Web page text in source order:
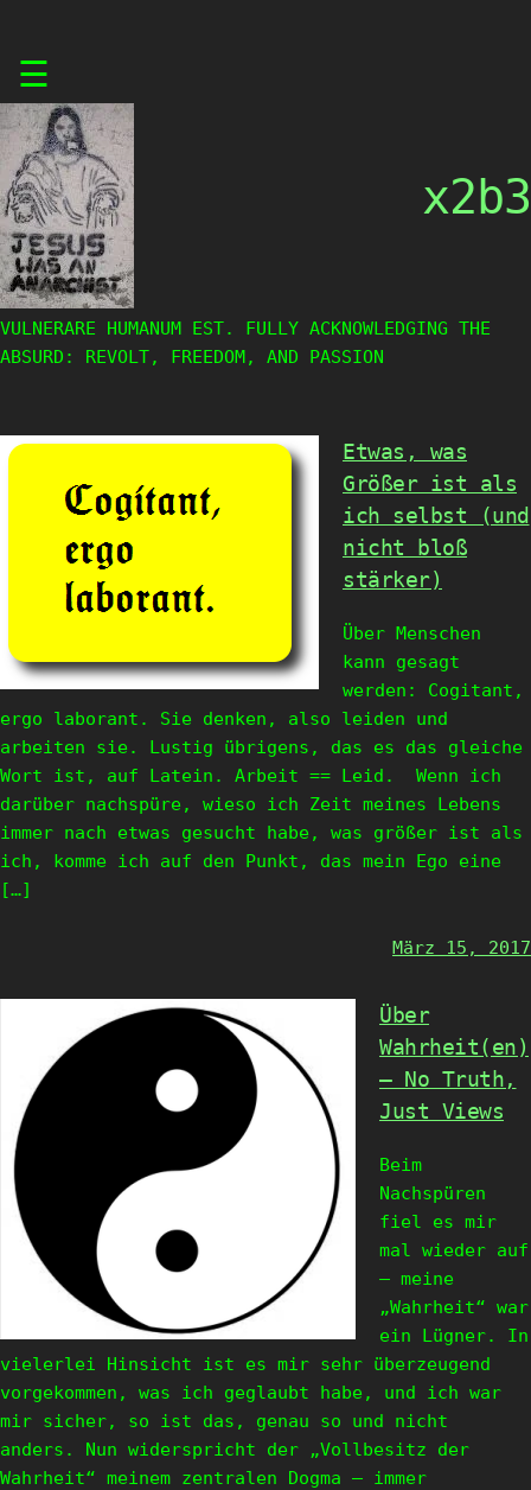
content
☰
x2b3
VULNERARE HUMANUM EST. FULLY ACKNOWLEDGING THE
ABSURD: REVOLT, FREEDOM, AND PASSION
Etwas, was
Größer ist als
ich selbst (und
nicht bloß
stärker)
Über Menschen
kann gesagt
werden: Cogitant,
ergo laborant. Sie denken, also leiden und
arbeiten sie. Lustig übrigens, das es das gleiche
Wort ist, auf Latein. Arbeit == Leid. Wenn ich
darüber nachspüre, wieso ich Zeit meines Lebens
immer nach etwas gesucht habe, was größer ist als
ich, komme ich auf den Punkt, das mein Ego eine
[…]
März 15, 2017
Über
Wahrheit(en)
– No Truth,
Just Views
Beim
Nachspüren
fiel es mir
mal wieder auf
– meine
„Wahrheit“ war
ein Lügner. In
vielerlei Hinsicht ist es mir sehr überzeugend
vorgekommen, was ich geglaubt habe, und ich war
mir sicher, so ist das, genau so und nicht
anders. Nun widerspricht der „Vollbesitz der
Wahrheit“ meinem zentralen Dogma – immer